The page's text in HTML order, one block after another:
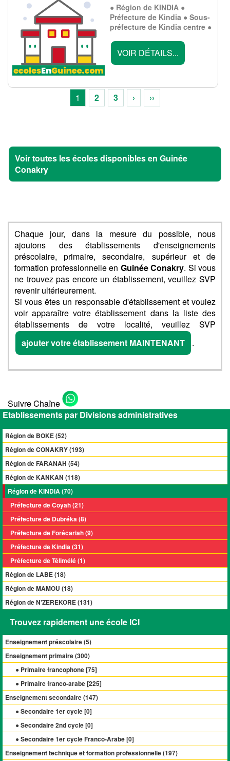
● Région de KINDIA ●
Préfecture de Kindia ● Sous-
préfecture de Kindia centre ●
VOIR DÉTAILS...
1 2 3 › ››
Voir toutes les écoles disponibles en Guinée
Conakry
Chaque jour, dans la mesure du possible, nous
ajoutons des établissements d'enseignements
préscolaire, primaire, secondaire, supérieur et de
formation professionnelle en Guinée Conakry. Si vous
ne trouvez pas encore un établissement, veuillez SVP
revenir ultérieurement.
Si vous êtes un responsable d'établissement et voulez
voir apparaître votre établissement dans la liste des
établissements de votre localité, veuillez SVP
ajouter votre établissement MAINTENANT
.
Suivre Chaîne
Etablissements par Divisions administratives
Région de BOKE (52)
Région de CONAKRY (193)
Région de FARANAH (54)
Région de KANKAN (118)
Région de KINDIA (70)
Préfecture de Coyah (21)
Préfecture de Dubréka (8)
Préfecture de Forécariah (9)
Préfecture de Kindia (31)
Préfecture de Télimélé (1)
Région de LABE (18)
Région de MAMOU (18)
Région de N'ZEREKORE (131)
Trouvez rapidement une école ICI
Enseignement préscolaire (5)
Enseignement primaire (300)
● Primaire francophone [75]
● Primaire franco-arabe [225]
Enseignement secondaire (147)
● Secondaire 1er cycle [0]
● Secondaire 2nd cycle [0]
● Secondaire 1er cycle Franco-Arabe [0]
Enseignement technique et formation professionnelle (197)